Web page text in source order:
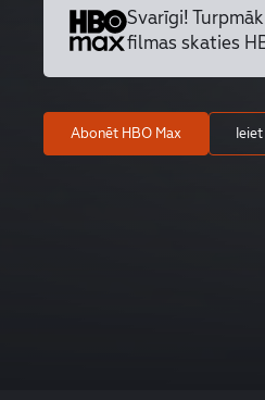
Svarīgi!
filmas skaties
Abonēt HBO Max